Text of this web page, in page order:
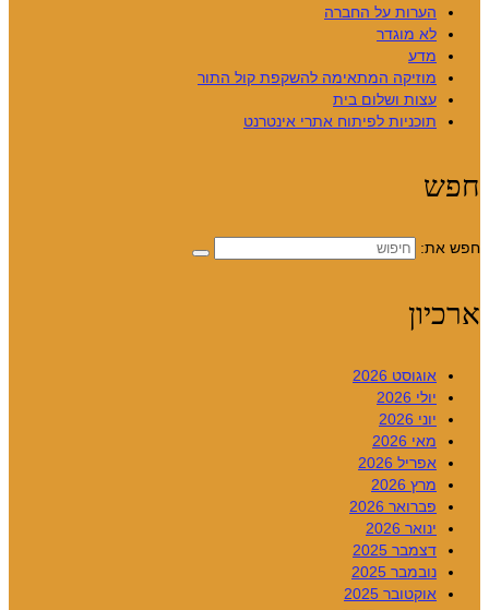
הערות על החברה
לא מוגדר
מדע
מוזיקה המתאימה להשקפת קול התור
עצות ושלום בית
תוכניות לפיתוח אתרי אינטרנט
חפש
חפש את:
ארכיון
אוגוסט 2026
יולי 2026
יוני 2026
מאי 2026
אפריל 2026
מרץ 2026
פברואר 2026
ינואר 2026
דצמבר 2025
נובמבר 2025
אוקטובר 2025